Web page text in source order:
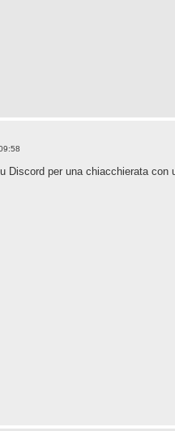
Discord per una chiacchierata con